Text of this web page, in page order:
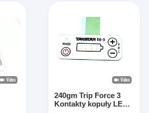
240gm Trip Force 3
Kontakty kopuły LED